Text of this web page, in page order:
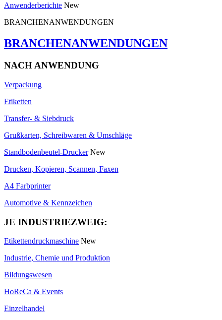
Anwenderberichte New
BRANCHENANWENDUNGEN
BRANCHENANWENDUNGEN
NACH ANWENDUNG
Verpackung
Etiketten
Transfer- & Siebdruck
Grußkarten, Schreibwaren & Umschläge
Standbodenbeutel-Drucker New
Drucken, Kopieren, Scannen, Faxen
A4 Farbprinter
Automotive & Kennzeichen
JE INDUSTRIEZWEIG:
Etikettendruckmaschine New
Industrie, Chemie und Produktion
Bildungswesen
HoReCa & Events
Einzelhandel